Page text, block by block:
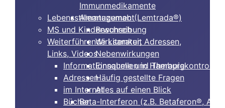
Immunmedikamente
Alemtuzumab (Lemtrada®)
Beschreibung
Wirksamkeit
Nebenwirkungen
Einnahme und Therapiekontrolle
Häufig gestellte Fragen
Alles auf einen Blick
Beta-Interferon (z.B. Betaferon®,
Lebensstilmanagement
MS und Kinderwunsch
Weiterführende Literatur, Adressen,
Links, Videos
Informationsquellen in Hamburg
Adressen
im Internet
Bücher